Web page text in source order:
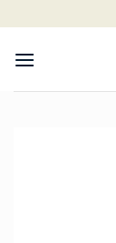
til
indhold